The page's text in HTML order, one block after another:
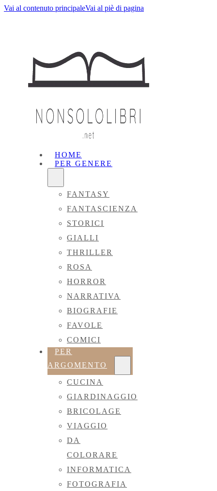
Vai al contenuto principaleVai al piè di pagina
HOME
PER GENERE
FANTASY
FANTASCIENZA
STORICI
GIALLI
THRILLER
ROSA
HORROR
NARRATIVA
BIOGRAFIE
FAVOLE
COMICI
PER
ARGOMENTO
CUCINA
GIARDINAGGIO
BRICOLAGE
VIAGGIO
DA
COLORARE
INFORMATICA
FOTOGRAFIA